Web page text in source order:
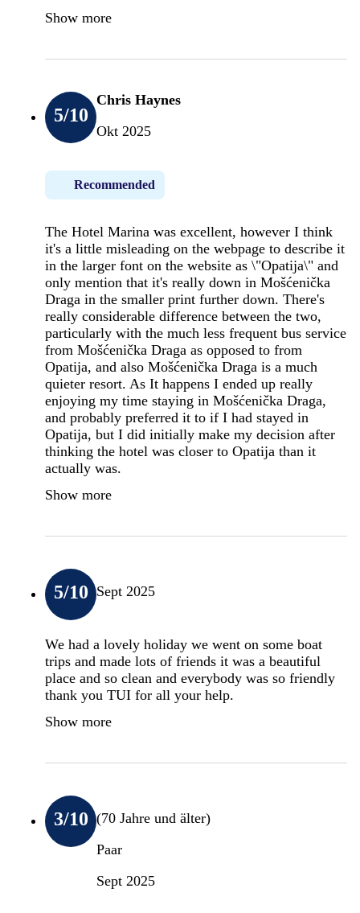
Show more
5/10
Chris Haynes
Okt 2025
Recommended
The Hotel Marina was excellent, however I think
it's a little misleading on the webpage to describe it
in the larger font on the website as \"Opatija\" and
only mention that it's really down in Mošćenička
Draga in the smaller print further down. There's
really considerable difference between the two,
particularly with the much less frequent bus service
from Mošćenička Draga as opposed to from
Opatija, and also Mošćenička Draga is a much
quieter resort. As It happens I ended up really
enjoying my time staying in Mošćenička Draga,
and probably preferred it to if I had stayed in
Opatija, but I did initially make my decision after
thinking the hotel was closer to Opatija than it
actually was.
Show more
5/10 Sept 2025
We had a lovely holiday we went on some boat
trips and made lots of friends it was a beautiful
place and so clean and everybody was so friendly
thank you TUI for all your help.
Show more
3/10 (70 Jahre und älter)
Paar
Sept 2025